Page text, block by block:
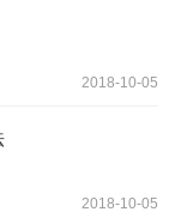
2018-10-05
2018-10-05